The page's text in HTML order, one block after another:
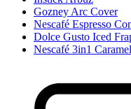
Gozney Arc Cover
Nescafé Espresso
Dolce Gusto Iced
Nescafé 3in1 Caramel